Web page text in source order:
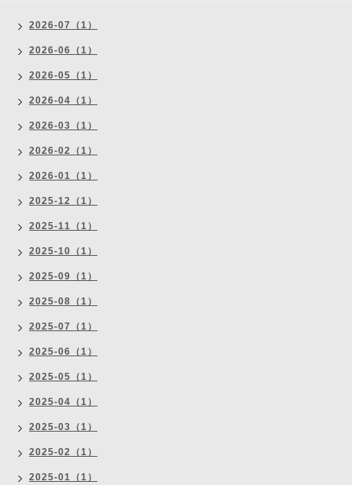
2026-07（1）
2026-06（1）
2026-05（1）
2026-04（1）
2026-03（1）
2026-02（1）
2026-01（1）
2025-12（1）
2025-11（1）
2025-10（1）
2025-09（1）
2025-08（1）
2025-07（1）
2025-06（1）
2025-05（1）
2025-04（1）
2025-03（1）
2025-02（1）
2025-01（1）